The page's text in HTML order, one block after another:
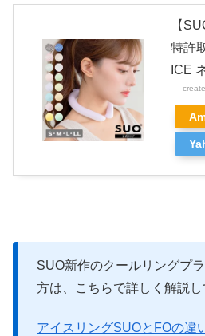
【
特許
ICE
SUO新作のクールリングプ
方は、こちらで詳しく解説し
アイスリングSUOとFOの違